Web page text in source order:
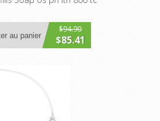
$94.90
$85.41
au panier